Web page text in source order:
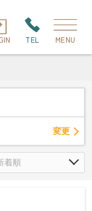
TEL MENU
変更